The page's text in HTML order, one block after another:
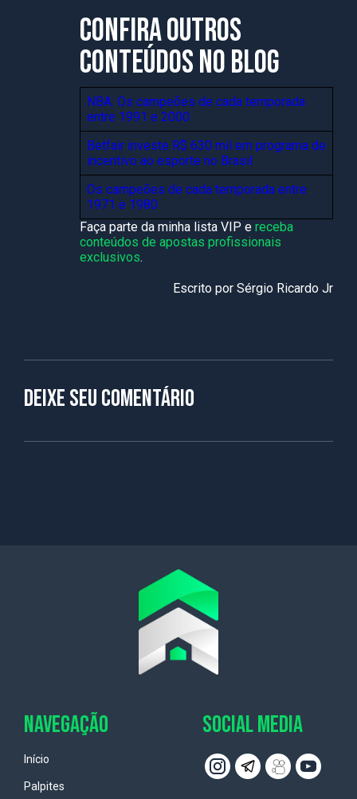
CONFIRA OUTROS
CONTEÚDOS NO BLOG
NBA: Os campeões de cada temporada
entre 1991 e 2000
Betfair investe R$ 630 mil em programa de
incentivo ao esporte no Brasil
Os campeões de cada temporada entre
1971 e 1980
Faça parte da minha lista VIP e receba
conteúdos de apostas profissionais
exclusivos.
Escrito por Sérgio Ricardo Jr
Deixe seu comentário
NAVEGAÇÃO
Início
Palpites
SOCIAL MEDIA